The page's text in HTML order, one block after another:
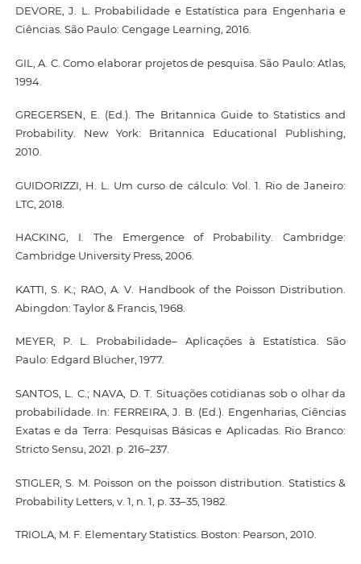
DEVORE, J. L. Probabilidade e Estatística para Engenharia e
Ciências. São Paulo: Cengage Learning, 2016.
GIL, A. C. Como elaborar projetos de pesquisa. São Paulo: Atlas,
1994.
GREGERSEN, E. (Ed.). The Britannica Guide to Statistics and
Probability. New York: Britannica Educational Publishing,
2010.
GUIDORIZZI, H. L. Um curso de cálculo: Vol. 1. Rio de Janeiro:
LTC, 2018.
HACKING, I. The Emergence of Probability. Cambridge:
Cambridge University Press, 2006.
KATTI, S. K.; RAO, A. V. Handbook of the Poisson Distribution.
Abingdon: Taylor & Francis, 1968.
MEYER, P. L. Probabilidade– Aplicações à Estatística. São
Paulo: Edgard Blücher, 1977.
SANTOS, L. C.; NAVA, D. T. Situações cotidianas sob o olhar da
probabilidade. In: FERREIRA, J. B. (Ed.). Engenharias, Ciências
Exatas e da Terra: Pesquisas Básicas e Aplicadas. Rio Branco:
Stricto Sensu, 2021. p. 216–237.
STIGLER, S. M. Poisson on the poisson distribution. Statistics &
Probability Letters, v. 1, n. 1, p. 33–35, 1982.
TRIOLA, M. F. Elementary Statistics. Boston: Pearson, 2010.